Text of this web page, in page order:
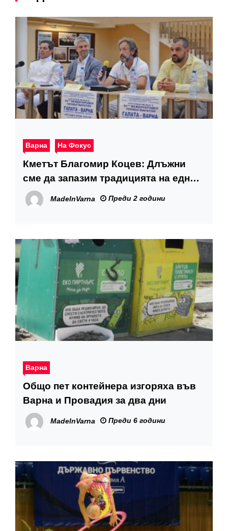
Варна На Фокус
Кметът Благомир Коцев: Длъжни
сме да запазим традицията на едно
от най-значимите спортни събития
във Варна – плувния маратон Галата
MadeInVarna Преди 2 години
Варна
Общо пет контейнера изгоряха във
Варна и Провадия за два дни
MadeInVarna Преди 6 години